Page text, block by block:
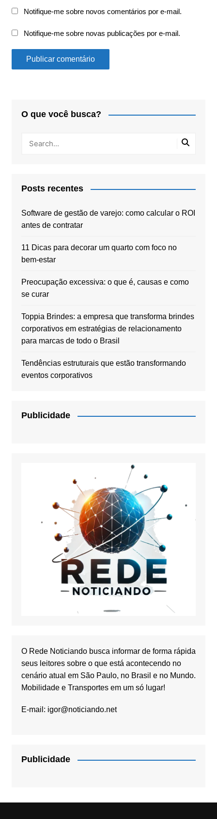
Notifique-me sobre novos comentários por e-mail.
Notifique-me sobre novas publicações por e-mail.
O que você busca?
Posts recentes
Software de gestão de varejo: como calcular o ROI
antes de contratar
11 Dicas para decorar um quarto com foco no
bem-estar
Preocupação excessiva: o que é, causas e como
se curar
Toppia Brindes: a empresa que transforma brindes
corporativos em estratégias de relacionamento
para marcas de todo o Brasil
Tendências estruturais que estão transformando
eventos corporativos
Publicidade
O Rede Noticiando busca informar de forma rápida
seus leitores sobre o que está acontecendo no
cenário atual em São Paulo, no Brasil e no Mundo.
Mobilidade e Transportes em um só lugar!
E-mail: igor@noticiando.net
Publicidade